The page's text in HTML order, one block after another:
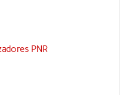
PNR